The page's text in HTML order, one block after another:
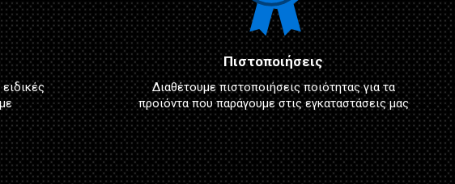
Πιστοποιήσεις
Διαθέτουμε πιστοποιήσεις ποιότητας για τα
προϊόντα που παράγουμε στις εγκαταστάσεις μας